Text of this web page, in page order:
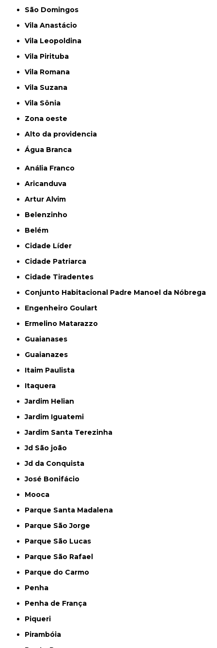
São Domingos
Vila Anastácio
Vila Leopoldina
Vila Pirituba
Vila Romana
Vila Suzana
Vila Sônia
Zona oeste
alto da providencia
Água Branca
Anália Franco
Aricanduva
Artur Alvim
Belenzinho
Belém
Cidade Líder
Cidade Patriarca
Cidade Tiradentes
Conjunto Habitacional Padre Manoel da Nóbrega
Engenheiro Goulart
Ermelino Matarazzo
Guaianases
Guaianazes
Itaim Paulista
Itaquera
Jardim Helian
Jardim Iguatemi
Jardim Santa Terezinha
Jd São joão
Jd da Conquista
José Bonifácio
Mooca
Parque Santa Madalena
Parque São Jorge
Parque São Lucas
Parque São Rafael
Parque do Carmo
Penha
Penha de França
Piqueri
Pirambóia